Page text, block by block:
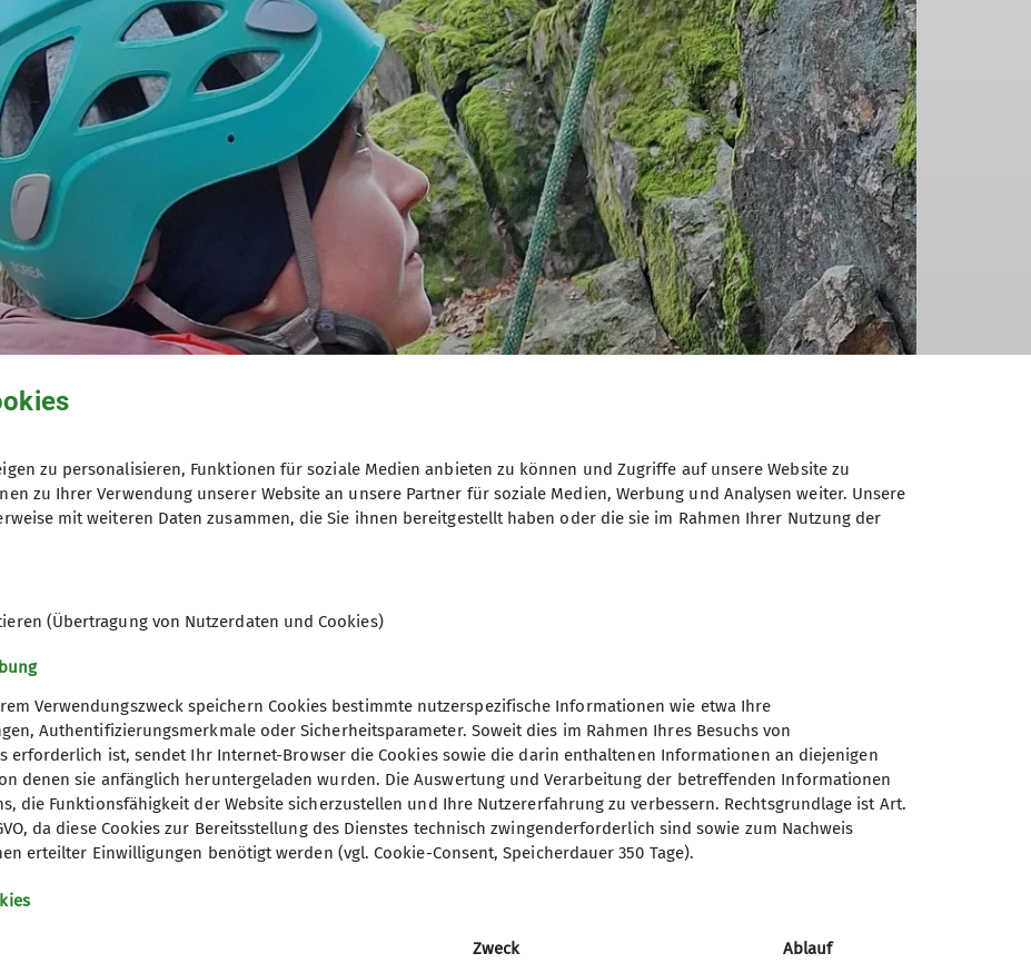
Sektion Wiesbaden des
Deutschen Alpenvereins e.V.
zu personalisieren, Funktionen für soziale Medien anbieten zu können und Zugriffe auf unsere Website zu
zu Ihrer Verwendung unserer Website an unsere Partner für soziale Medien, Werbung und Analysen weiter. Unsere
mit weiteren Daten zusammen, die Sie ihnen bereitgestellt haben oder die sie im Rahmen Ihrer Nutzung der
(Übertragung von Nutzerdaten und Cookies)
Verwendungszweck speichern Cookies bestimmte nutzerspezifische Informationen wie etwa Ihre
Authentifizierungsmerkmale oder Sicherheitsparameter. Soweit dies im Rahmen Ihres Besuchs von
erforderlich ist, sendet Ihr Internet-Browser die Cookies sowie die darin enthaltenen Informationen an diejenigen
denen sie anfänglich heruntergeladen wurden. Die Auswertung und Verarbeitung der betreffenden Informationen
die Funktionsfähigkeit der Website sicherzustellen und Ihre Nutzererfahrung zu verbessern. Rechtsgrundlage ist Art.
da diese Cookies zur Bereitsstellung des Dienstes technisch zwingenderforderlich sind sowie zum Nachweis
erteilter Einwilligungen benötigt werden (vgl. Cookie-Consent, Speicherdauer 350 Tage).
Zweck Ablauf